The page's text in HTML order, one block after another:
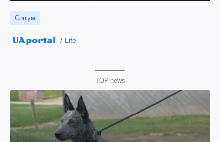
Соціум
Life
TOP news